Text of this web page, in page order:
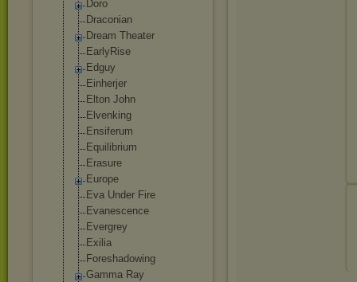
Doro
Draconian
Dream Theater
EarlyRise
Edguy
Einherjer
Elton John
Elvenking
Ensiferum
Equilibrium
Erasure
Europe
Eva Under Fire
Evanescence
Evergrey
Exilia
Foreshadowing
Gamma Ray